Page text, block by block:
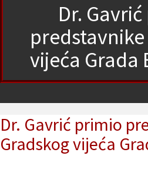
Dr.
vijeća Grada
Dr. Gavrić primio
Gradskog vijeća